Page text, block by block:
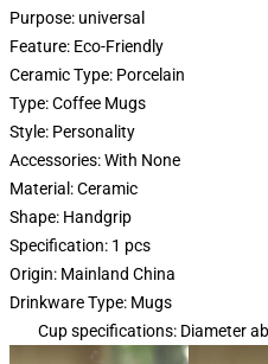
Purpose: universal
Feature: Eco-Friendly
Ceramic Type: Porcelain
Type:Coffee Mugs
Style: Personality
Accessories:With None
Material:Ceramic
Shape: Handgrip
Specification: 1 pcs
Origin: Mainland China
Drinkware Type: Mugs
Cup specifications: Diameter